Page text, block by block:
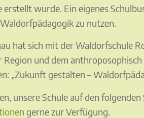
wurde. Ein eigenes
zu nutzen.
hat sich mit der Waldorfschule
und dem
„Zukunft gestalten –
unsere Schule auf den
gerne zur Verfügung.